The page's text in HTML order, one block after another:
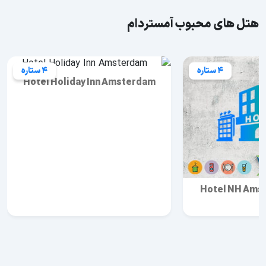
هتل های محبوب آمستردام
4 ستاره
Hotel NH
4 ستاره
Hotel Holiday Inn Amsterdam